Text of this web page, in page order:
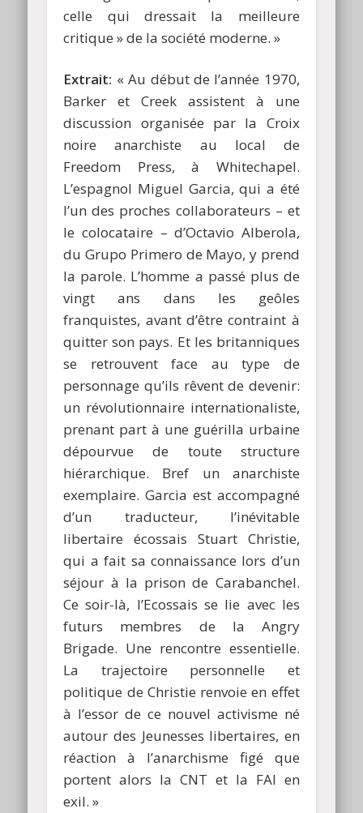
celle qui dressait la meilleure
critique » de la société moderne. »
Extrait: « Au début de l’année 1970,
Barker et Creek assistent à une
discussion organisée par la Croix
noire anarchiste au local de
Freedom Press, à Whitechapel.
L’espagnol Miguel Garcia, qui a été
l’un des proches collaborateurs – et
le colocataire – d’Octavio Alberola,
du Grupo Primero de Mayo, y prend
la parole. L’homme a passé plus de
vingt ans dans les geôles
franquistes, avant d’être contraint à
quitter son pays. Et les britanniques
se retrouvent face au type de
personnage qu’ils rêvent de devenir:
un révolutionnaire internationaliste,
prenant part à une guérilla urbaine
dépourvue de toute structure
hiérarchique. Bref un anarchiste
exemplaire. Garcia est accompagné
d’un traducteur, l’inévitable
libertaire écossais Stuart Christie,
qui a fait sa connaissance lors d’un
séjour à la prison de Carabanchel.
Ce soir-là, l’Ecossais se lie avec les
futurs membres de la Angry
Brigade. Une rencontre essentielle.
La trajectoire personnelle et
politique de Christie renvoie en effet
à l’essor de ce nouvel activisme né
autour des Jeunesses libertaires, en
réaction à l’anarchisme figé que
portent alors la CNT et la FAI en
exil. »